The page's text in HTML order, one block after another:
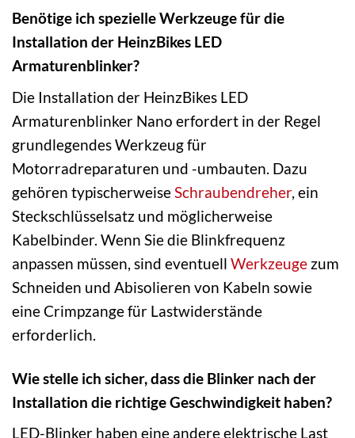
Benötige ich spezielle Werkzeuge für die
Installation der HeinzBikes LED
Armaturenblinker?
Die Installation der HeinzBikes LED
Armaturenblinker Nano erfordert in der Regel
grundlegendes Werkzeug für
Motorradreparaturen und -umbauten. Dazu
gehören typischerweiseSchraubendreher, ein
Steckschlüsselsatz und möglicherweise
Kabelbinder. Wenn Sie die Blinkfrequenz
anpassen müssen, sind eventuell Werkzeuge zum
Schneiden und Abisolieren von Kabeln sowie
eine Crimpzange für Lastwiderstände
erforderlich.
Wie stelle ich sicher, dass die Blinker nach der
Installation die richtige Geschwindigkeit haben?
LED-Blinker haben eine andere elektrische Last